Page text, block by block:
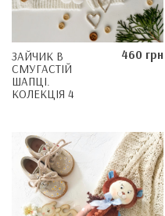
ЗАЙЧИК В
СМУГАСТІЙ
ШАПЦІ.
КОЛЕКЦІЯ 4
460 грн